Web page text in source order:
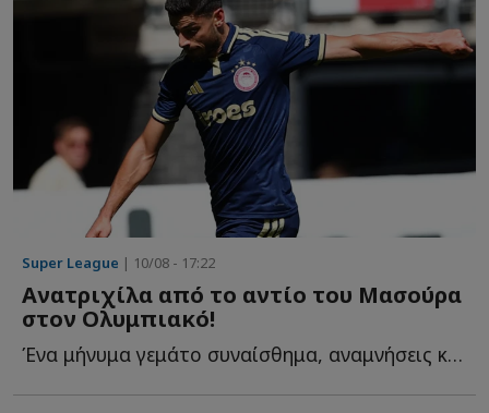
Super League | 10/08 - 17:22
Ανατριχίλα από το αντίο του Μασούρα
στον Ολυμπιακό!
Ένα μήνυμα γεμάτο συναίσθημα, αναμνήσεις και ευγνωμοσύνη δ...